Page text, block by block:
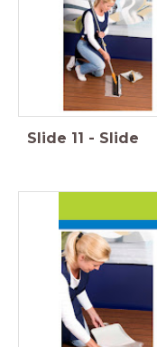
Slide 11 - Slide